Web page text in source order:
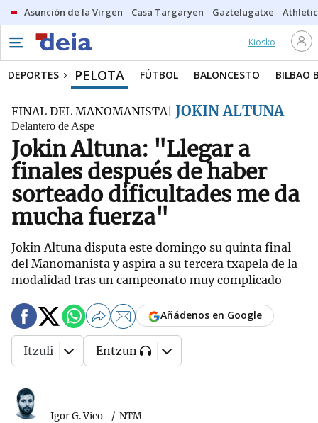
Asunción de la Virgen Casa Targaryen Gaztelugatxe Athletic
Kiosko
DEPORTES PELOTA FÚTBOL BALONCESTO BILBAO
FINAL DEL MANOMANISTA JOKIN ALTUNA
Delantero de Aspe
Jokin Altuna: "Llegar a
finales después de haber
sorteado dificultades me da
mucha fuerza"
Jokin Altuna disputa este domingo su quinta final
del Manomanista y aspira a su tercera txapela de la
modalidad tras un campeonato muy complicado
Igor G. Vico NTM
Añádenos en Google
Itzuli Entzun